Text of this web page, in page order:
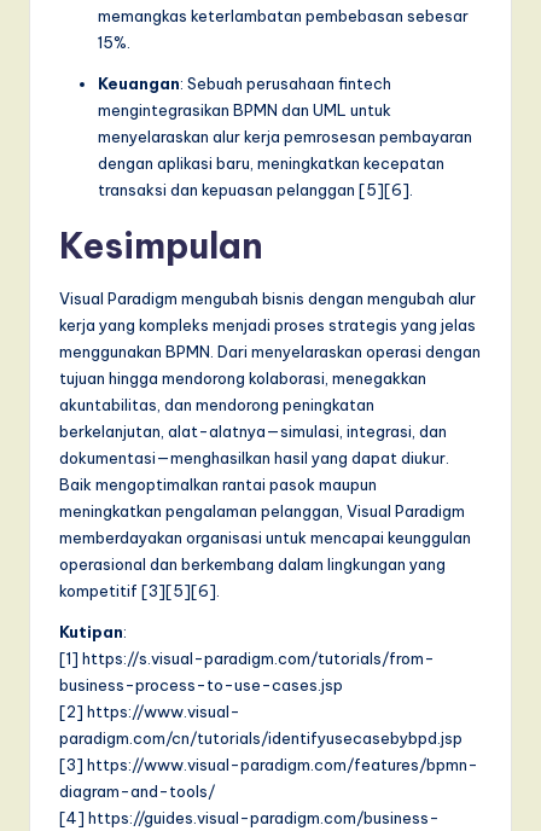
memangkas keterlambatan pembebasan sebesar
15%.
Keuangan: Sebuah perusahaan fintech
mengintegrasikan BPMN dan UML untuk
menyelaraskan alur kerja pemrosesan pembayaran
dengan aplikasi baru, meningkatkan kecepatan
transaksi dan kepuasan pelanggan [5][6].
Kesimpulan
Visual Paradigm mengubah bisnis dengan mengubah alur
kerja yang kompleks menjadi proses strategis yang jelas
menggunakan BPMN. Dari menyelaraskan operasi dengan
tujuan hingga mendorong kolaborasi, menegakkan
akuntabilitas, dan mendorong peningkatan
berkelanjutan, alat-alatnya—simulasi, integrasi, dan
dokumentasi—menghasilkan hasil yang dapat diukur.
Baik mengoptimalkan rantai pasok maupun
meningkatkan pengalaman pelanggan, Visual Paradigm
memberdayakan organisasi untuk mencapai keunggulan
operasional dan berkembang dalam lingkungan yang
kompetitif [3][5][6].
Kutipan:
[1] https://s.visual-paradigm.com/tutorials/from-
business-process-to-use-cases.jsp
[2] https://www.visual-
paradigm.com/cn/tutorials/identifyusecasebybpd.jsp
[3] https://www.visual-paradigm.com/features/bpmn-
diagram-and-tools/
[4] https://guides.visual-paradigm.com/business-